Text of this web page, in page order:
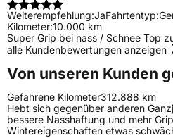
Weiterempfehlung:JaFahrtentyp:
Kilometer:10.000 km
Super Grip bei nass / Schnee Top
alle Kundenbewertungen anzeigen
Von unseren Kunden
Gefahrene Kilometer312.888 km
Hebt sich gegenüber anderen
bessere Nasshaftung und mehr
Wintereigenschaften etwas